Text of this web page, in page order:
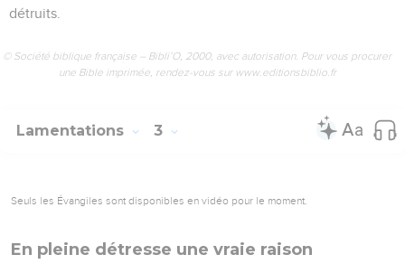
détruits.
© Société biblique française – Bibli’O, 2000, avec autorisation. Pour vous procurer
une Bible imprimée, rendez-vous sur www.editionsbiblio.fr
Lamentations 3
Seuls les Évangiles sont disponibles en vidéo pour le moment.
En pleine détresse une vraie raison